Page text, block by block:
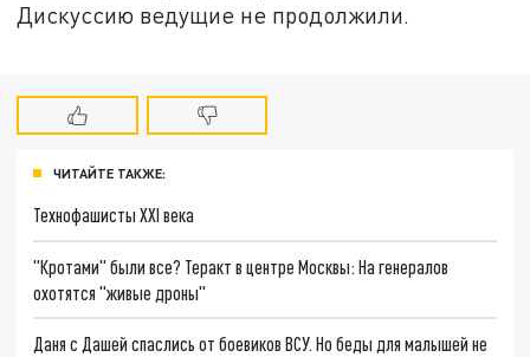
Дискуссию ведущие не продолжили.
ЧИТАЙТЕ ТАКЖЕ:
Технофашисты XXI века
"Кротами" были все? Теракт в центре Москвы: На генералов
охотятся "живые дроны"
Даня с Дашей спаслись от боевиков ВСУ. Но беды для малышей не